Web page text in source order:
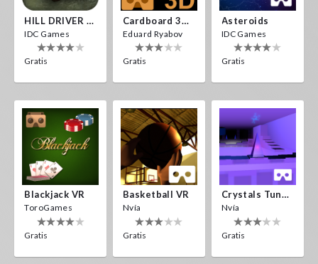
HILL DRIVER VR
IDC Games
Gratis
Cardboard 3D VR Space FPS Game
Eduard Ryabov
Gratis
Asteroids
IDC Games
Gratis
Blackjack VR
ToroGames
Gratis
Basketball VR
Nvía
Gratis
Crystals Tunnel VR
Nvía
Gratis